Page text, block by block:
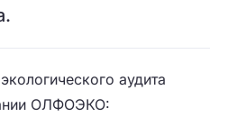
аудита
ОЛФОЭКО: